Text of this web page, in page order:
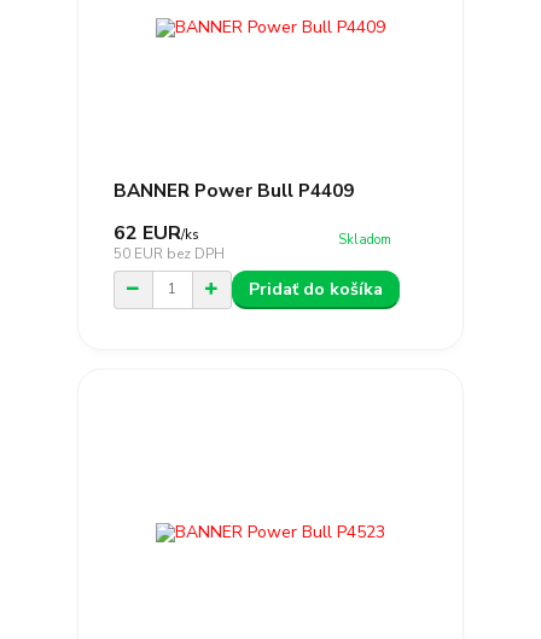
BANNER Power Bull P4409
62 EUR/ks
50 EUR bez DPH
Skladom
Pridať do košíka